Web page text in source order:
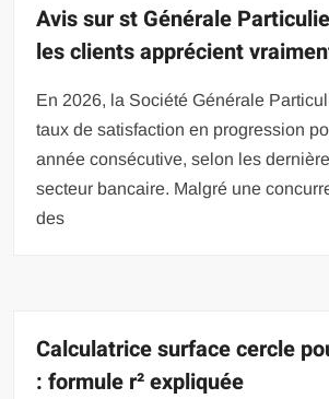
Avis sur st Générale
les clients apprécient
En 2026, la Société Générale
taux de satisfaction en progression
année consécutive, selon les
secteur bancaire. Malgré une
des
Calculatrice surface cercle
: formule r² expliquée